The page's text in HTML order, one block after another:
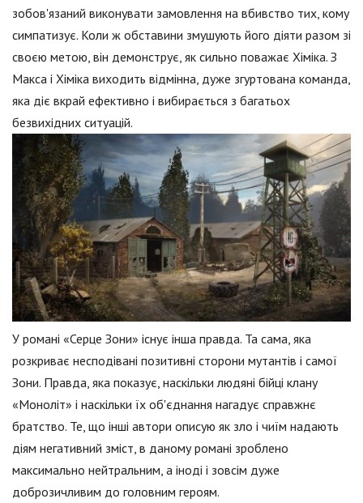
зобов'язаний виконувати замовлення на вбивство тих, кому
симпатизує. Коли ж обставини змушують його діяти разом зі
своєю метою, він демонструє, як сильно поважає Хіміка. З
Макса і Хіміка виходить відмінна, дуже згуртована команда,
яка діє вкрай ефективно і вибирається з багатьох
безвихідних ситуацій.
У романі «Серце Зони» існує інша правда. Та сама, яка
розкриває несподівані позитивні сторони мутантів і самої
Зони. Правда, яка показує, наскільки людяні бійці клану
«Моноліт» і наскільки їх об'єднання нагадує справжнє
братство. Те, що інші автори описую як зло і чиїм надають
діям негативний зміст, в даному романі зроблено
максимально нейтральним, а іноді і зовсім дуже
доброзичливим до головним героям.